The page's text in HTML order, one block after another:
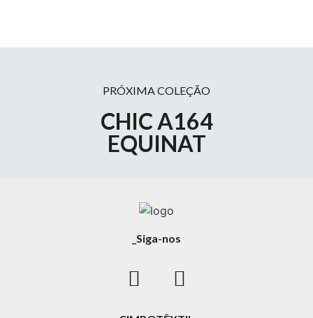
PRÓXIMA COLEÇÃO
CHIC A164
EQUINAT
_Siga-nos